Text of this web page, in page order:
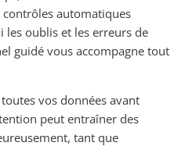
contrôles automatiques
les oublis et les erreurs de
guidé vous accompagne tout
vos données avant
peut entraîner des
tant que